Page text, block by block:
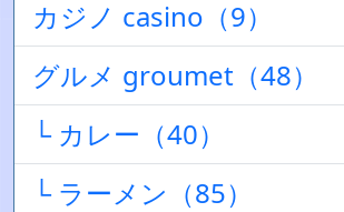
カジノ casino（9）
グルメ groumet（48）
└ カレー（40）
└ ラーメン（85）